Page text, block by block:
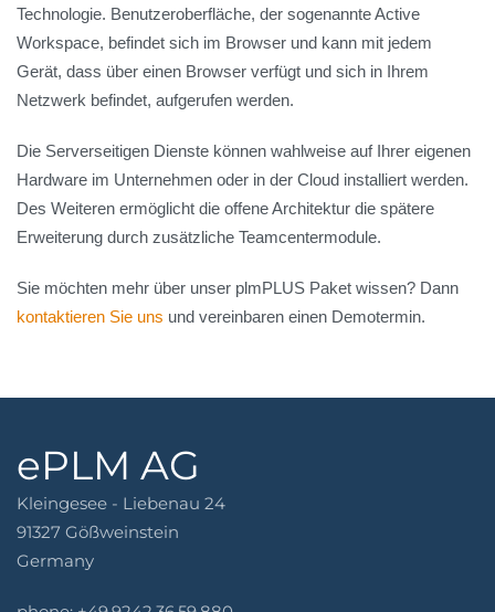
Technologie. Benutzeroberfläche, der sogenannte Active
Workspace, befindet sich im Browser und kann mit jedem
Gerät, dass über einen Browser verfügt und sich in Ihrem
Netzwerk befindet, aufgerufen werden.
Die Serverseitigen Dienste können wahlweise auf Ihrer eigenen
Hardware im Unternehmen oder in der Cloud installiert werden.
Des Weiteren ermöglicht die offene Architektur die spätere
Erweiterung durch zusätzliche Teamcentermodule.
Sie möchten mehr über unser plmPLUS Paket wissen? Dann
kontaktieren Sie uns und vereinbaren einen Demotermin.
ePLM AG
Kleingesee - Liebenau 24
91327 Gößweinstein
Germany